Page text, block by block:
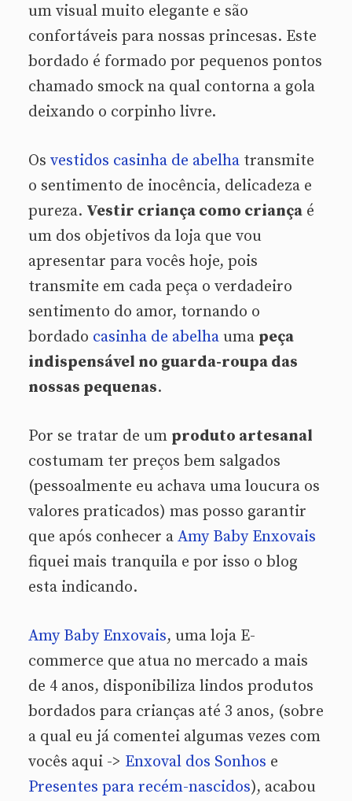
um visual muito elegante e são
confortáveis para nossas princesas. Este
bordado é formado por pequenos pontos
chamado smock na qual contorna a gola
deixando o corpinho livre.
Os vestidos casinha de abelha transmite
o sentimento de inocência, delicadeza e
pureza. Vestir criança como criança é
um dos objetivos da loja que vou
apresentar para vocês hoje, pois
transmite em cada peça o verdadeiro
sentimento do amor, tornando o
bordado casinha de abelha uma peça
indispensável no guarda-roupa das
nossas pequenas.
Por se tratar de um produto artesanal
costumam ter preços bem salgados
(pessoalmente eu achava uma loucura os
valores praticados) mas posso garantir
que após conhecer a Amy Baby Enxovais
fiquei mais tranquila e por isso o blog
esta indicando.
Amy Baby Enxovais, uma loja E-
commerce que atua no mercado a mais
de 4 anos, disponibiliza lindos produtos
bordados para crianças até 3 anos, (sobre
a qual eu já comentei algumas vezes com
vocês aqui -> Enxoval dos Sonhos e
Presentes para recém-nascidos), acabou